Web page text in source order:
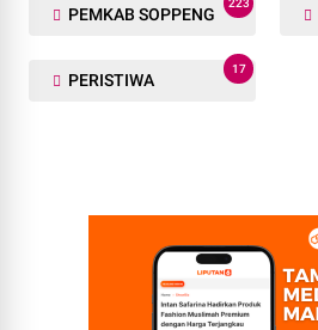
PEMKAB SOPPENG
223
PERISTIWA
17